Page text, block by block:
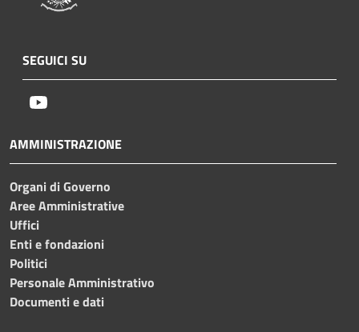
SEGUICI SU
AMMINISTRAZIONE
Organi di Governo
Aree Amministrative
Uffici
Enti e fondazioni
Politici
Personale Amministrativo
Documenti e dati